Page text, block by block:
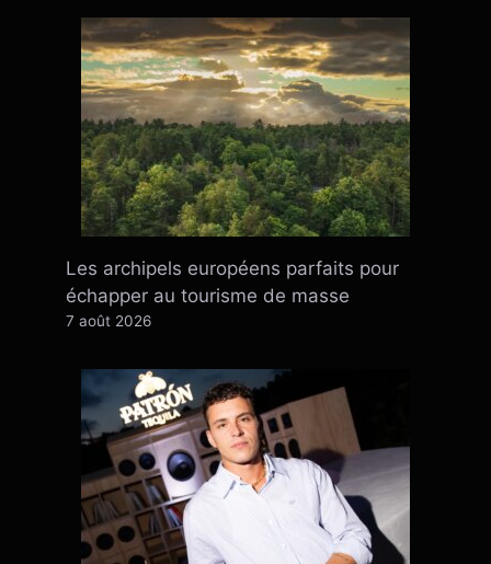
Les archipels européens parfaits pour
échapper au tourisme de masse
7 août 2026